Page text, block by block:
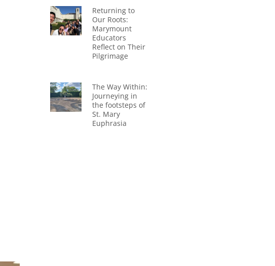
Returning to
Our Roots:
Marymount
Educators
Reflect on Their
Pilgrimage
The Way Within:
Journeying in
the footsteps of
St. Mary
Euphrasia